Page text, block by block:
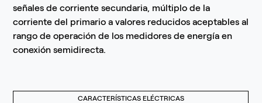
señales de corriente secundaria, múltiplo de la
corriente del primario a valores reducidos aceptables al
rango de operación de los medidores de energía en
conexión semidirecta.
CARACTERÍSTICAS ELÉCTRICAS